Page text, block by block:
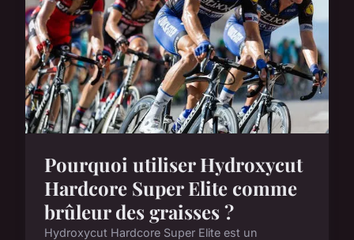
Pourquoi utiliser Hydroxycut
Hardcore Super Elite comme
brûleur des graisses ?
Hydroxycut Hardcore Super Elite est un